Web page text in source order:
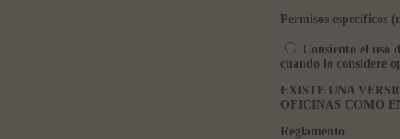
Permisos
Consiento el uso
cuando lo considere
EXISTE UNA
OFICINAS COMO
Reglamento